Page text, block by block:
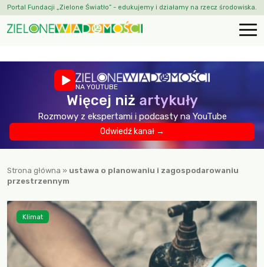
Portal Fundacji „Zielone Światło” - edukujemy i działamy na rzecz środowiska.
NA YOUTUBE
Więcej niż artykuły
Rozmowy z ekspertami i podcasty na YouTube
Odwiedź kanał →
Strona główna » ustawa o planowaniu i zagospodarowaniu
przestrzennym
Klimat